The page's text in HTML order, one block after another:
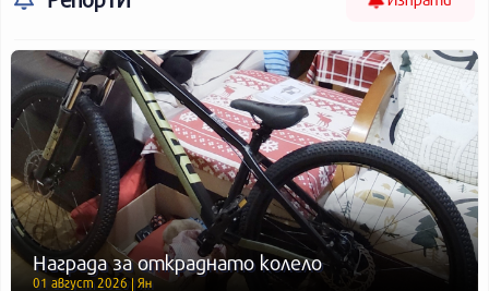
Награда за откраднато колело
01 август 2026 | Ян